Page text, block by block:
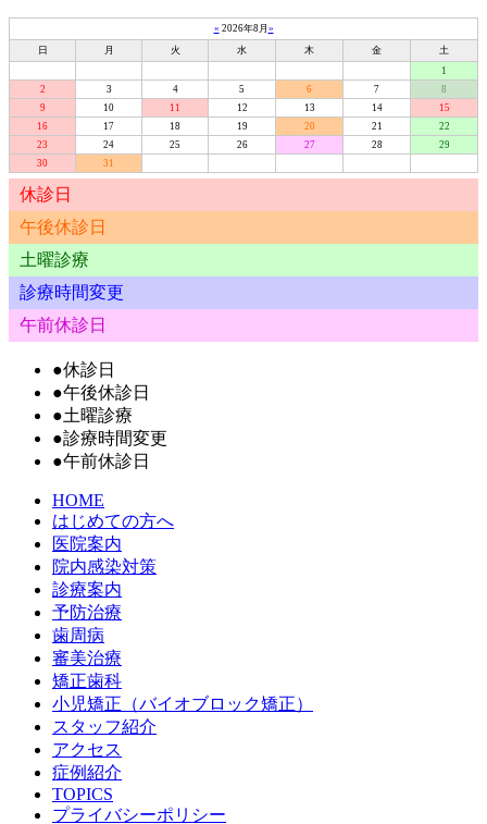
« 2026年8月 »
日
月 火 水 木 金
土
1
2
3 4 5 6 7
8
9
10 11 12 13 14
15
16
17 18 19 20 21
22
23
24 25 26 27 28
29
30
31
休診日
午後休診日
土曜診療
診療時間変更
午前休診日
●休診日
●午後休診日
●土曜診療
●診療時間変更
●午前休診日
HOME
はじめての方へ
医院案内
院内感染対策
診療案内
予防治療
歯周病
審美治療
矯正歯科
小児矯正（バイオブロック矯正）
スタッフ紹介
アクセス
症例紹介
TOPICS
プライバシーポリシー